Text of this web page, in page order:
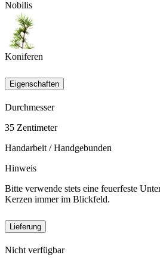
Nobilis
Koniferen
Eigenschaften
Durchmesser
35 Zentimeter
Handarbeit / Handgebunden
Hinweis
Bitte verwende stets eine feuerfeste
Kerzen immer im Blickfeld.
Lieferung
Nicht verfügbar